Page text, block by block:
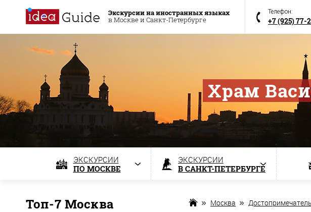
Экскурсии на иностранных языках
в Москве и Санкт-Петербурге
Телефон:
+7 (925) 77-
Храм
ЭКСКУРСИИ
ПО МОСКВЕ
ЭКСКУРСИИ
В САНКТ-ПЕТЕРБУРГЕ
Москва
Топ-7 Москва